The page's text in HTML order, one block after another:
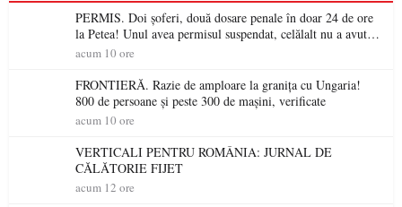
PERMIS. Doi șoferi, două dosare penale în doar 24 de ore
la Petea! Unul avea permisul suspendat, celălalt nu a avut
niciodată permis
acum 10 ore
FRONTIERĂ. Razie de amploare la granița cu Ungaria!
800 de persoane și peste 300 de mașini, verificate
acum 10 ore
VERTICALI PENTRU ROMÂNIA: JURNAL DE
CĂLĂTORIE FIJET
acum 12 ore